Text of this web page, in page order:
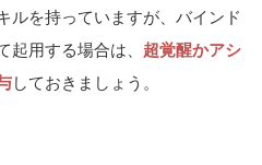
ルを持っていますが、バインド
起用する場合は、 超覚醒かアシ
しておきましょう。